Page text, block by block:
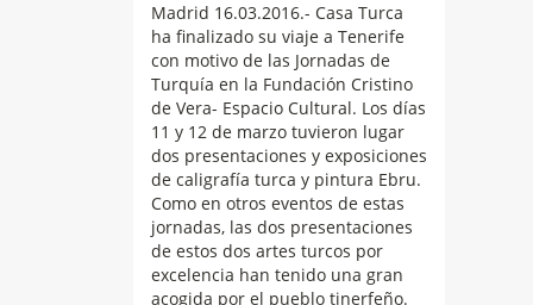
Madrid 16.03.2016.- Casa Turca
ha finalizado su viaje a Tenerife
con motivo de las Jornadas de
Turquía en la Fundación Cristino
de Vera- Espacio Cultural. Los días
11 y 12 de marzo tuvieron lugar
dos presentaciones y exposiciones
de caligrafía turca y pintura Ebru.
Como en otros eventos de estas
jornadas, las dos presentaciones
de estos dos artes turcos por
excelencia han tenido una gran
acogida por el pueblo tinerfeño.